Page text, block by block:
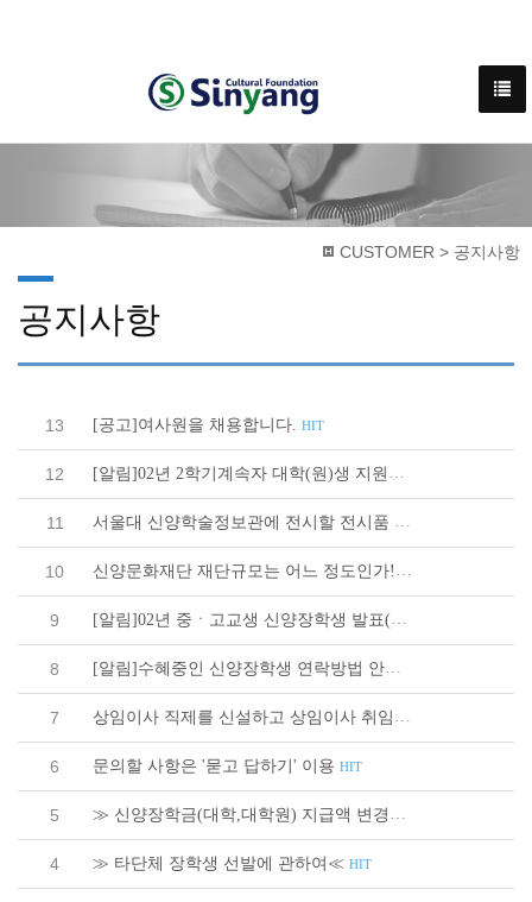
CUSTOMER > 공지사항
공지사항
13 [공고]여사원을 채용합니다. HIT
12
11
10 HIT
9
8 [알림]수혜중인 신양장학생 연락방법 안내
7 HIT
6 문의할 사항은 '묻고 답하기' 이용 HIT
5
4 ≫ 타단체 장학생 선발에 관하여≪ HIT